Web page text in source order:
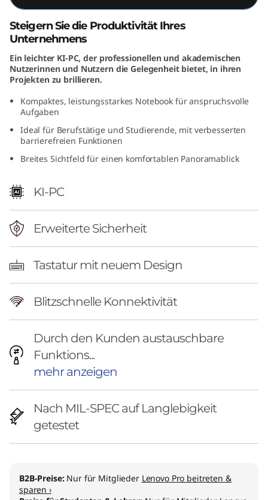
D
Steigern Sie die Produktivität Ihres
Unternehmens
Ein leichter KI-PC, der professionellen und akademischen
Nutzerinnen und Nutzern die Gelegenheit bietet, in ihren
Projekten zu brillieren.
Kompaktes, leistungsstarkes Notebook für anspruchsvolle
Aufgaben
Ideal für Berufstätige und Studierende, mit verbesserten
barrierefreien Funktionen
Breites Sichtfeld für einen komfortablen Panoramablick
KI-PC
Erweiterte Sicherheit
Tastatur mit neuem Design
Blitzschnelle Konnektivität
Durch den Kunden austauschbare
Funktions...
mehr anzeigen
Nach MIL-SPEC auf Langlebigkeit
getestet
B2B-Preise: Nur für Mitglieder Lenovo Pro beitreten &
sparen ›